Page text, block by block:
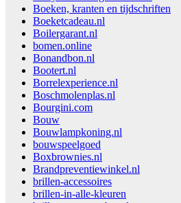
Boeken, kranten en tijdschriften
Boeketcadeau.nl
Boilergarant.nl
bomen.online
Bonandbon.nl
Bootert.nl
Borrelexperience.nl
Boschmolenplas.nl
Bourgini.com
Bouw
Bouwlampkoning.nl
bouwspeelgoed
Boxbrownies.nl
Brandpreventiewinkel.nl
brillen-accessoires
brillen-in-alle-kleuren